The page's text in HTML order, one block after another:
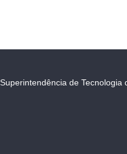
Superintendência de Tecnologia